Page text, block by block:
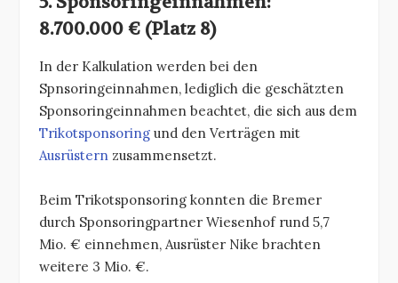
8.700.000 € (Platz 8)
In der Kalkulation werden bei den
Spnsoringeinnahmen, lediglich die geschätzten
Sponsoringeinnahmen beachtet, die sich aus dem
Trikotsponsoring und den Verträgen mit
Ausrüstern zusammensetzt.
Beim Trikotsponsoring konnten die Bremer
durch Sponsoringpartner Wiesenhof rund 5,7
Mio. € einnehmen, Ausrüster Nike brachten
weitere 3 Mio. €.